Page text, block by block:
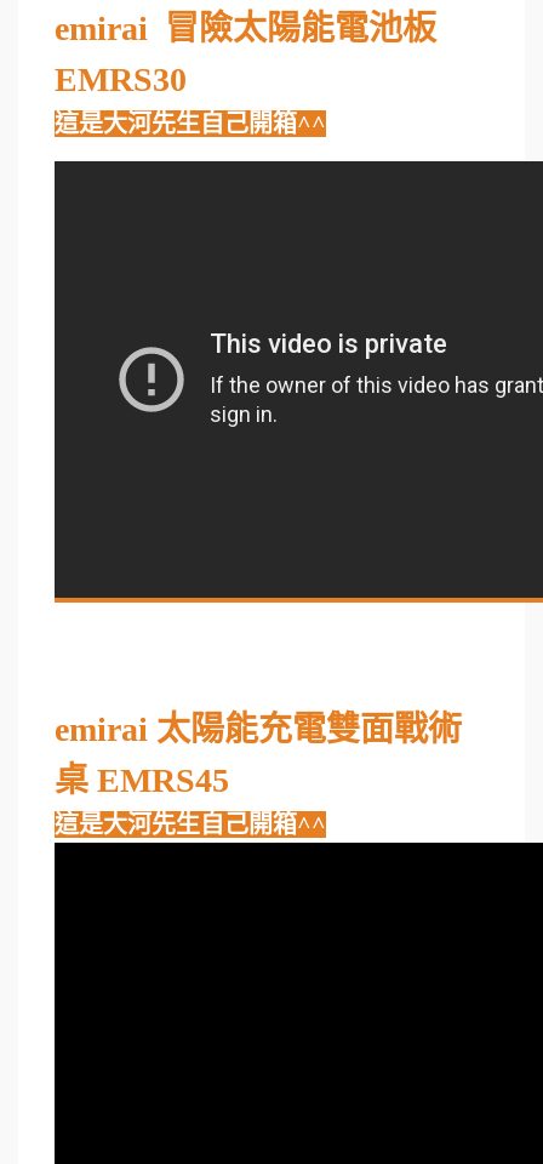
emirai 冒險太陽能電池板
EMRS30
這是大河先生自己開箱^^
emirai 太陽能充電雙面戰術
桌 EMRS45
這是大河先生自己開箱^^